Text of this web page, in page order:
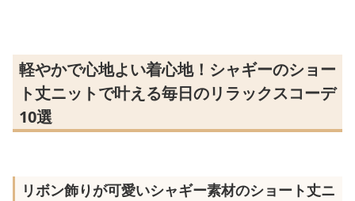
軽やかで心地よい着心地！シャギーのショー
ト丈ニットで叶える毎日のリラックスコーデ
10選
リボン飾りが可愛いシャギー素材のショート丈ニ